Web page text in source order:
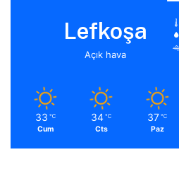
Lefkoşa
Açık hava
33 ℃
Cum
34 ℃
Cts
37 ℃
Paz